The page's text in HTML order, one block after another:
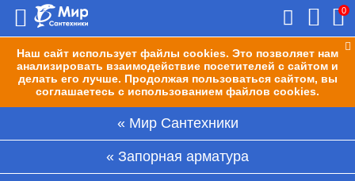
Наш сайт использует файлы cookies. Это позволяет нам
анализировать взаимодействие посетителей с сайтом и
делать его лучше. Продолжая пользоваться сайтом, вы
соглашаетесь с использованием файлов cookies.
0
Мир Сантехники
Запорная арматура